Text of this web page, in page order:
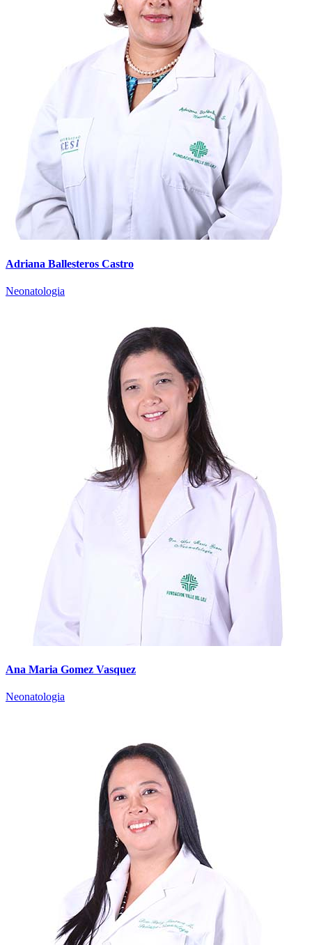
Adriana Ballesteros Castro
Neonatologia
Ana Maria Gomez Vasquez
Neonatologia